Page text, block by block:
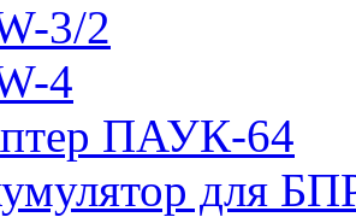
3/2
4
ПАУК-64
для